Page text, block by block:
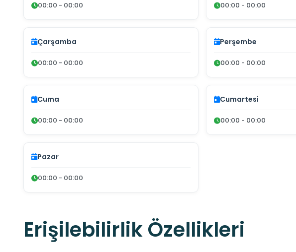
00:00 - 00:00 00:00 - 00:00
Çarşamba
00:00 - 00:00
Perşembe
00:00 - 00:00
Cuma
00:00 - 00:00
Cumartesi
00:00 - 00:00
Pazar
00:00 - 00:00
Erişilebilirlik Özellikleri